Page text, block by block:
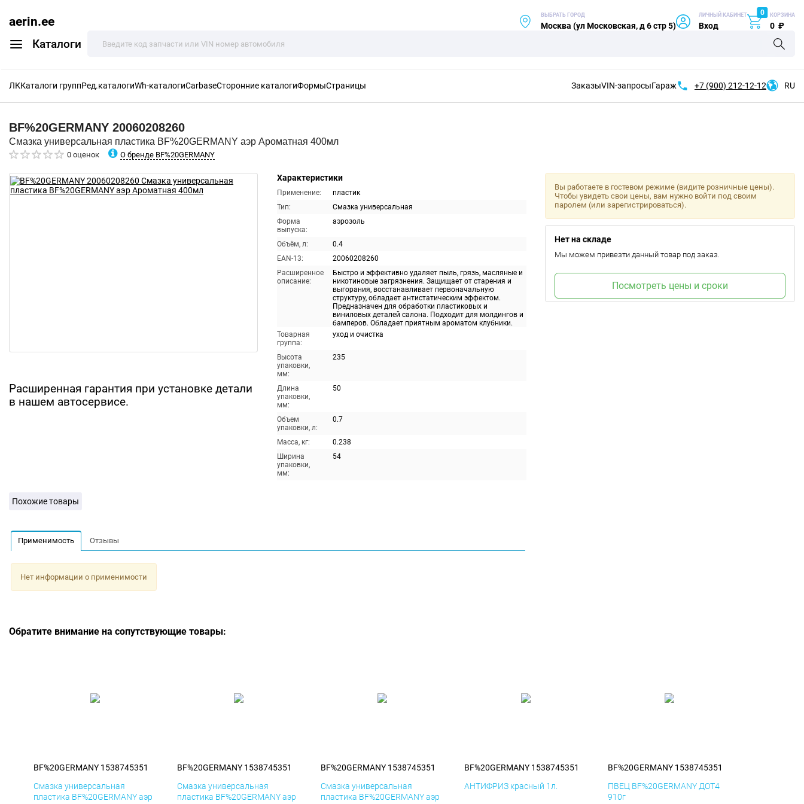
aerin.ee
Каталоги
ВЫБРАТЬ ГОРОД
Москва (ул Московская, д 6 стр 5)
ЛИЧНЫЙ КАБИНЕТ
Вход
0 КОРЗИНА
0 ₽
ЛККаталоги группРед.каталогиWh-каталогиCarbaseСторонние каталогиФормыСтраницы ЗаказыVIN-запросыГараж +7 (900) 212-12-12 RU
BF%20GERMANY 20060208260
Смазка универсальная пластика BF%20GERMANY аэр Ароматная 400мл
0 оценок О бренде BF%20GERMANY
Расширенная гарантия при установке детали
в нашем автосервисе.
Характеристики
Применение:
пластик
Тип:
Смазка универсальная
Форма
выпуска:
аэрозоль
Объём, л:
0.4
EAN-13:
20060208260
Расширенное
описание:
Быстро и эффективно удаляет пыль, грязь, масляные и
никотиновые загрязнения. Защищает от старения и
выгорания, восстанавливает первоначальную
структуру, обладает антистатическим эффектом.
Предназначен для обработки пластиковых и
виниловых деталей салона. Подходит для молдингов и
бамперов. Обладает приятным ароматом клубники.
Товарная
группа:
уход и очистка
Высота
упаковки,
мм:
235
Длина
упаковки,
мм:
50
Объем
упаковки, л:
0.7
Масса, кг:
0.238
Ширина
упаковки,
мм:
54
Вы работаете в гостевом режиме (видите розничные цены).
Чтобы увидеть свои цены, вам нужно войти под своим
паролем (или зарегистрироваться).
Нет на складе
Мы можем привезти данный товар под заказ.
Посмотреть цены и сроки
Похожие товары
Применимость Отзывы
Нет информации о применимости
Обратите внимание на сопутствующие товары:
BF%20GERMANY 1538745351
Смазка универсальная
пластика BF%20GERMANY аэр
BF%20GERMANY 1538745351
Смазка универсальная
пластика BF%20GERMANY аэр
BF%20GERMANY 1538745351
Смазка универсальная
пластика BF%20GERMANY аэр
BF%20GERMANY 1538745351
АНТИФРИЗ красный 1л.
BF%20GERMANY 1538745351
ПВЕЦ BF%20GERMANY ДОТ4
910г